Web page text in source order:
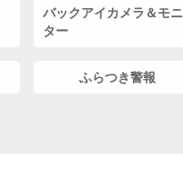
バックアイカメラ＆モニ
ター
ふらつき警報